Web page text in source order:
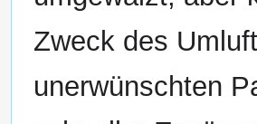
Zweck des
unerwünschten